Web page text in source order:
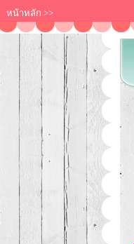
หน้าหลัก >>